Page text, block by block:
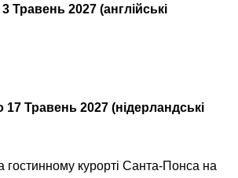
Травень 2027 (англійські
17 Травень 2027 (нідерландські
гостинному курорті Санта-Понса на